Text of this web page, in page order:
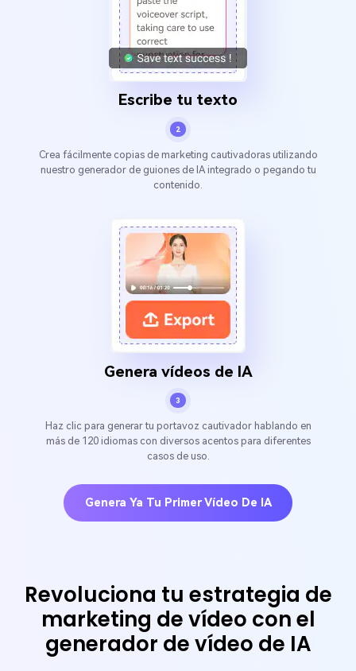
Escribe tu texto
2
Crea fácilmente copias de marketing cautivadoras utilizando
nuestro generador de guiones de IA integrado o pegando tu
contenido.
Genera vídeos de IA
3
Haz clic para generar tu portavoz cautivador hablando en
más de 120 idiomas con diversos acentos para diferentes
casos de uso.
Genera Ya Tu Primer Vídeo De IA
Revoluciona tu estrategia de
marketing de vídeo con el
generador de vídeo de IA